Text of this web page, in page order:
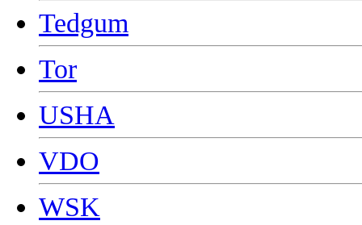
Tedgum
Tor
USHA
VDO
WSK